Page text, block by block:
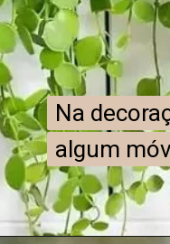
Na
algum
Na
algum